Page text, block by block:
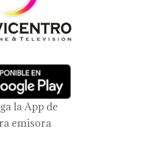
la App de
emisora